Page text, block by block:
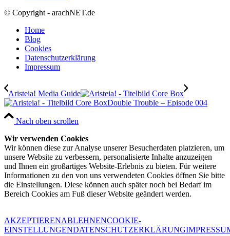
© Copyright - arachNET.de
Home
Blog
Cookies
Datenschutzerklärung
Impressum
Aristeia! Media Guide
Double Trouble – Episode 004
Nach oben scrollen
Wir verwenden Cookies
Wir können diese zur Analyse unserer Besucherdaten platzieren, um
unsere Website zu verbessern, personalisierte Inhalte anzuzeigen
und Ihnen ein großartiges Website-Erlebnis zu bieten. Für weitere
Informationen zu den von uns verwendeten Cookies öffnen Sie bitte
die Einstellungen. Diese können auch später noch bei Bedarf im
Bereich Cookies am Fuß dieser Website geändert werden.
AKZEPTIERENABLEHNENCOOKIE-
EINSTELLUNGENDATENSCHUTZERKLÄRUNG